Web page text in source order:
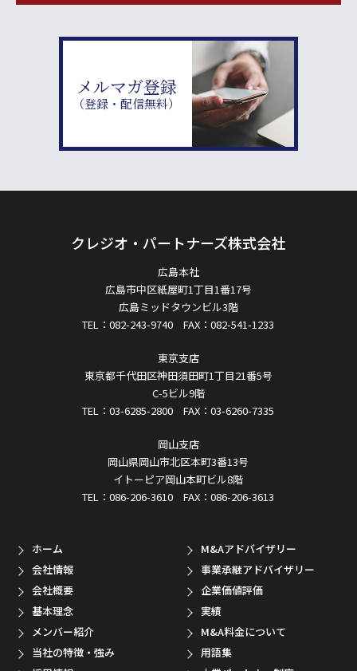
メルマガ登録
（登録・配信無料）
クレジオ・パートナーズ株式会社
広島本社
広島市中区紙屋町1丁目1番17号
広島ミッドタウンビル3階
TEL：082-243-9740 FAX：082-541-1233
東京支店
東京都千代田区神田須田町1丁目21番5号
C-5ビル9階
TEL：03-6285-2800 FAX：03-6260-7335
岡山支店
岡山県岡山市北区本町3番13号
イトーピア岡山本町ビル8階
TEL：086-206-3610 FAX：086-206-3613
ホーム
会社情報
会社概要
基本理念
メンバー紹介
当社の特徴・強み
M&Aアドバイザリー
事業承継アドバイザリー
企業価値評価
実績
M&A料金について
用語集